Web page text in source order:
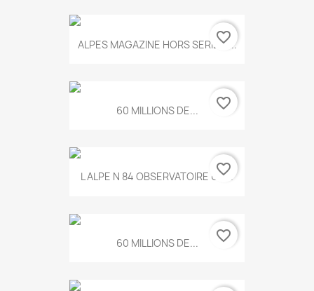
ALPES MAGAZINE HORS SERIE N...
favorite_border
60 MILLIONS DE... favorite_border
L ALPE N 84 OBSERVATOIRE UN...
favorite_border
60 MILLIONS DE... favorite_border